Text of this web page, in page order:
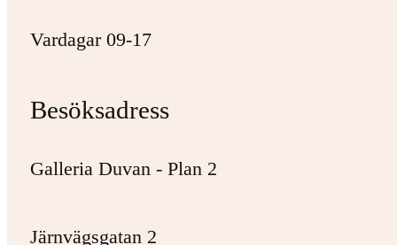
Vardagar 09-17
Besöksadress
Galleria Duvan - Plan 2
Järnvägsgatan 2